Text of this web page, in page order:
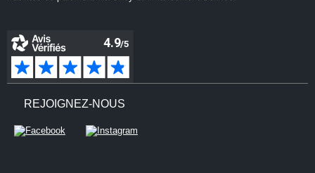
en matière de
cookies
comprendre comment les clients
REJOIGNEZ-NOUS